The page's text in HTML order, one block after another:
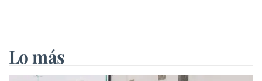
Lo más